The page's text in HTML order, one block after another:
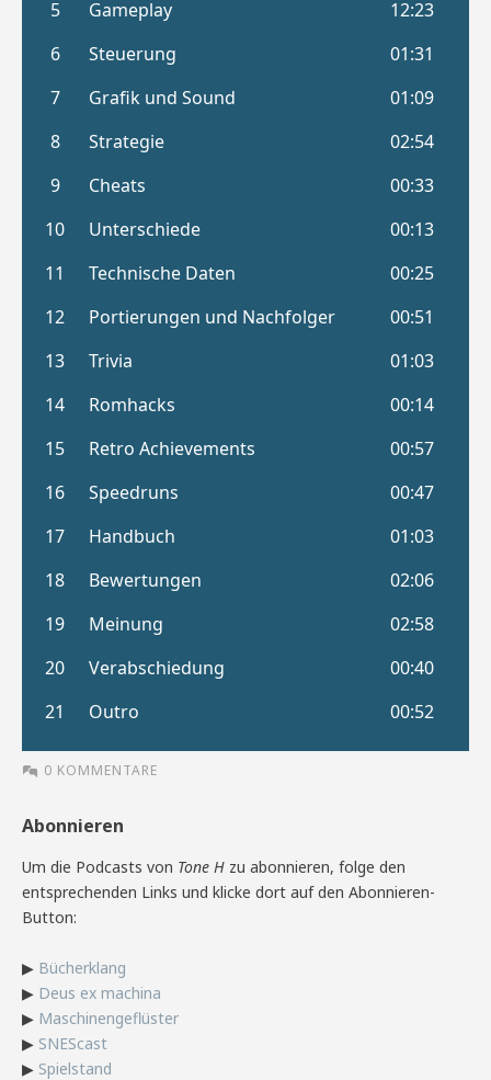
0 KOMMENTARE
Abonnieren
Um die Podcasts von Tone H zu abonnieren, folge den
entsprechenden Links und klicke dort auf den Abonnieren-
Button:
▶ Bücherklang
▶ Deus ex machina
▶ Maschinengeflüster
▶ SNEScast
▶ Spielstand